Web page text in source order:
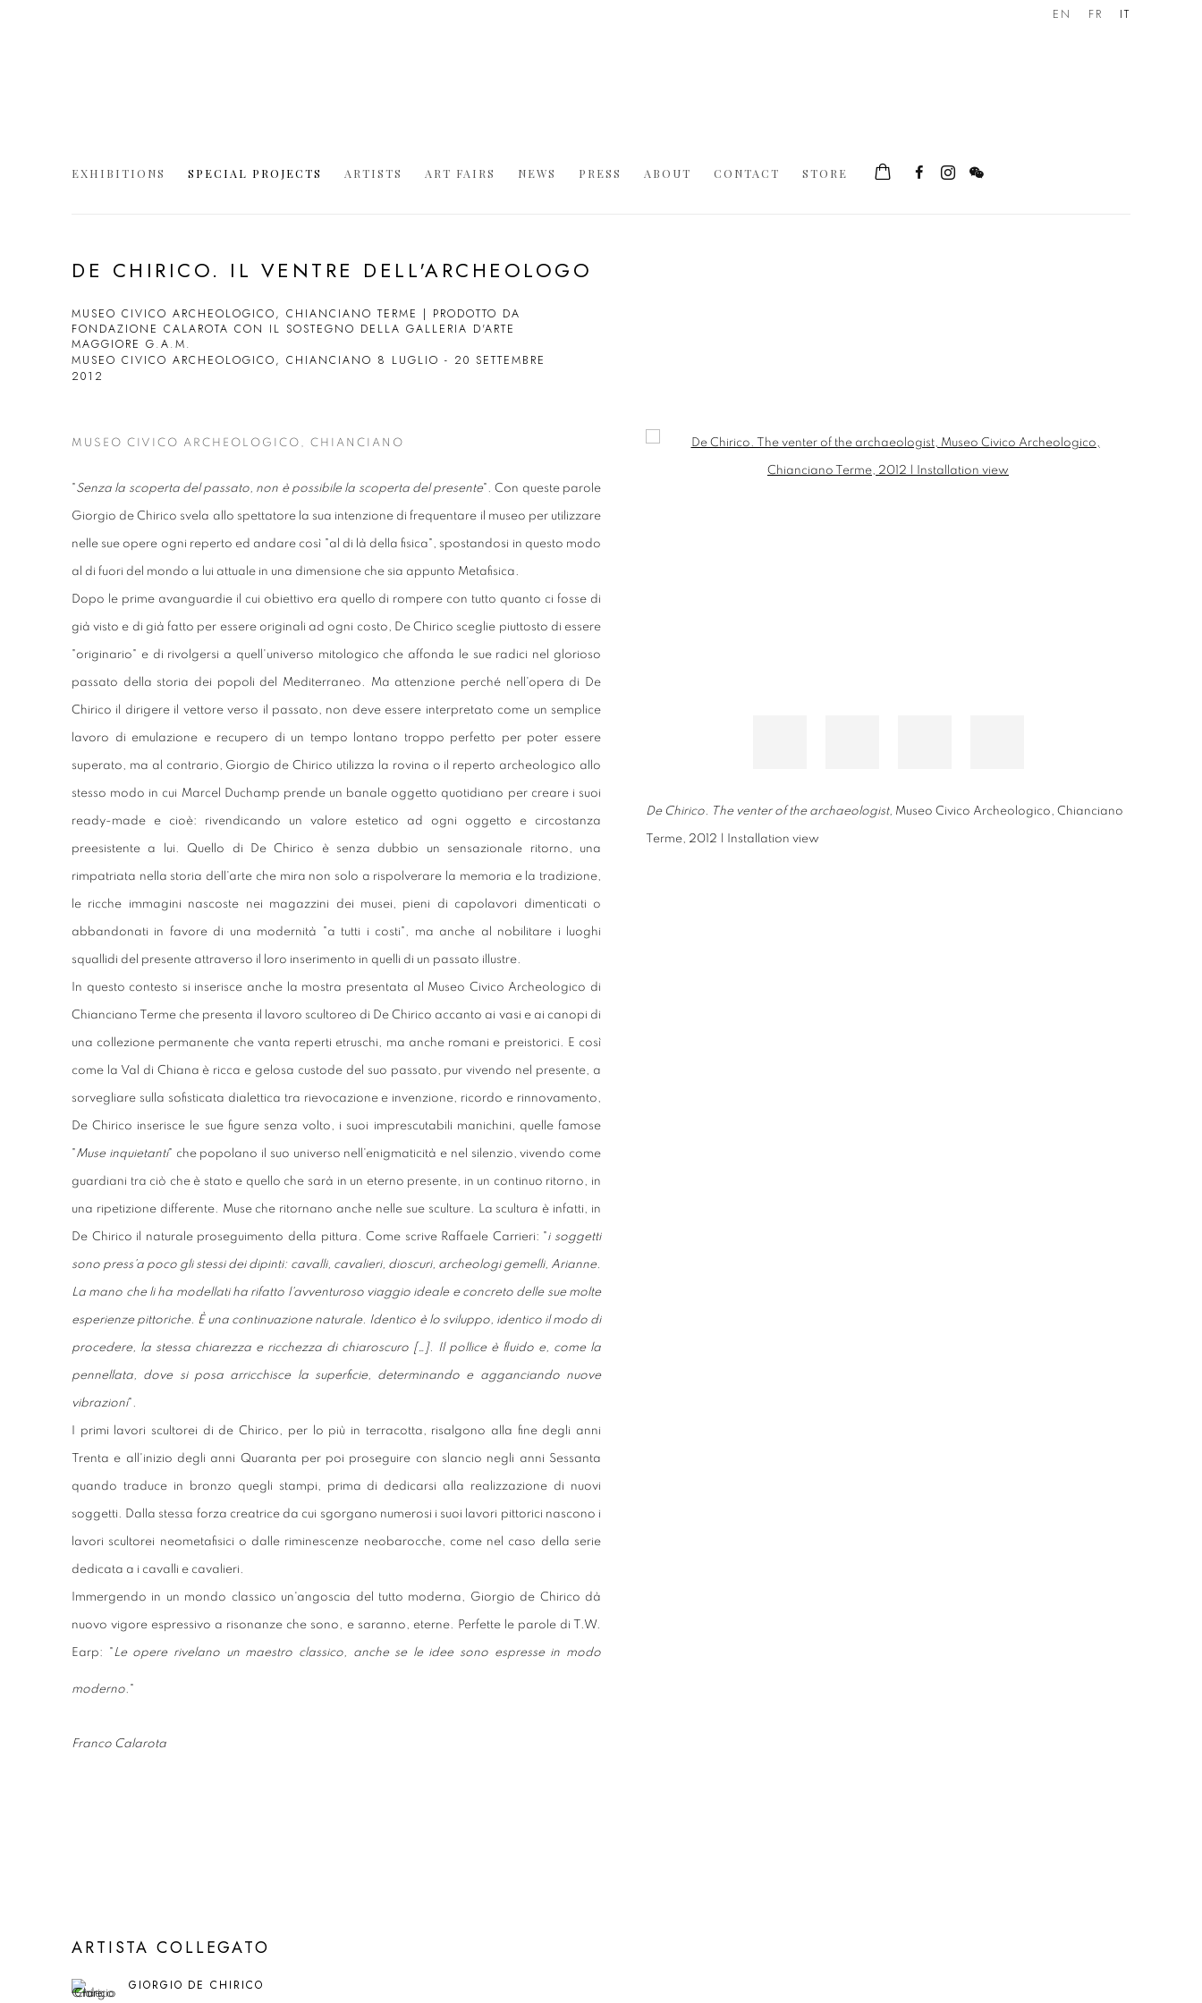
EXHIBITIONS SPECIAL PROJECTS ARTISTS ART FAIRS NEWS PRESS ABOUT CONTACT STORE
EN FR IT
DE CHIRICO. IL VENTRE DELL'ARCHEOLOGO
MUSEO CIVICO ARCHEOLOGICO, CHIANCIANO TERME | PRODOTTO DA
FONDAZIONE CALAROTA CON IL SOSTEGNO DELLA GALLERIA D'ARTE
MAGGIORE G.A.M.
MUSEO CIVICO ARCHEOLOGICO, CHIANCIANO 8 LUGLIO - 20 SETTEMBRE
2012
Open a larger version of the following image in a popup:
De Chirico. The venter of the archaeologist, Museo Civico Archeologico, Chianciano
Terme, 2012 | Installation view
MUSEO CIVICO ARCHEOLOGICO, CHIANCIANO
"Senza la scoperta del passato, non è possibile la scoperta del presente". Con queste parole
Giorgio de Chirico svela allo spettatore la sua intenzione di frequentare il museo per utilizzare
nelle sue opere ogni reperto ed andare così "al di là della fisica", spostandosi in questo modo
al di fuori del mondo a lui attuale in una dimensione che sia appunto Metafisica.
Dopo le prime avanguardie il cui obiettivo era quello di rompere con tutto quanto ci fosse di
già visto e di già fatto per essere originali ad ogni costo, De Chirico sceglie piuttosto di essere
"originario" e di rivolgersi a quell'universo mitologico che affonda le sue radici nel glorioso
passato della storia dei popoli del Mediterraneo. Ma attenzione perché nell'opera di De
Chirico il dirigere il vettore verso il passato, non deve essere interpretato come un semplice
lavoro di emulazione e recupero di un tempo lontano troppo perfetto per poter essere
superato, ma al contrario, Giorgio de Chirico utilizza la rovina o il reperto archeologico allo
stesso modo in cui Marcel Duchamp prende un banale oggetto quotidiano per creare i suoi
ready-made e cioè: rivendicando un valore estetico ad ogni oggetto e circostanza
preesistente a lui. Quello di De Chirico è senza dubbio un sensazionale ritorno, una
rimpatriata nella storia dell'arte che mira non solo a rispolverare la memoria e la tradizione,
le ricche immagini nascoste nei magazzini dei musei, pieni di capolavori dimenticati o
abbandonati in favore di una modernità "a tutti i costi", ma anche al nobilitare i luoghi
squallidi del presente attraverso il loro inserimento in quelli di un passato illustre.
In questo contesto si inserisce anche la mostra presentata al Museo Civico Archeologico di
Chianciano Terme che presenta il lavoro scultoreo di De Chirico accanto ai vasi e ai canopi di
una collezione permanente che vanta reperti etruschi, ma anche romani e preistorici. E così
come la Val di Chiana è ricca e gelosa custode del suo passato, pur vivendo nel presente, a
sorvegliare sulla sofisticata dialettica tra rievocazione e invenzione, ricordo e rinnovamento,
De Chirico inserisce le sue figure senza volto, i suoi imprescutabili manichini, quelle famose
"Muse inquietanti" che popolano il suo universo nell'enigmaticità e nel silenzio, vivendo come
guardiani tra ciò che è stato e quello che sarà in un eterno presente, in un continuo ritorno, in
una ripetizione differente. Muse che ritornano anche nelle sue sculture. La scultura è infatti, in
De Chirico il naturale proseguimento della pittura. Come scrive Raffaele Carrieri: "i soggetti
sono press'a poco gli stessi dei dipinti: cavalli, cavalieri, dioscuri, archeologi gemelli, Arianne.
La mano che li ha modellati ha rifatto l'avventuroso viaggio ideale e concreto delle sue molte
esperienze pittoriche. È una continuazione naturale. Identico è lo sviluppo, identico il modo di
procedere, la stessa chiarezza e ricchezza di chiaroscuro […]. Il pollice è fluido e, come la
pennellata, dove si posa arricchisce la superficie, determinando e agganciando nuove
vibrazioni".
I primi lavori scultorei di de Chirico, per lo più in terracotta, risalgono alla fine degli anni
Trenta e all'inizio degli anni Quaranta per poi proseguire con slancio negli anni Sessanta
quando traduce in bronzo quegli stampi, prima di dedicarsi alla realizzazione di nuovi
soggetti. Dalla stessa forza creatrice da cui sgorgano numerosi i suoi lavori pittorici nascono i
lavori scultorei neometafisici o dalle riminescenze neobarocche, come nel caso della serie
dedicata a i cavalli e cavalieri.
Immergendo in un mondo classico un'angoscia del tutto moderna, Giorgio de Chirico dà
nuovo vigore espressivo a risonanze che sono, e saranno, eterne. Perfette le parole di T.W.
Earp: " Le opere rivelano un maestro classico, anche se le idee sono espresse in modo
moderno ."
Franco Calarota
ARTISTA COLLEGATO
GIORGIO DE CHIRICO